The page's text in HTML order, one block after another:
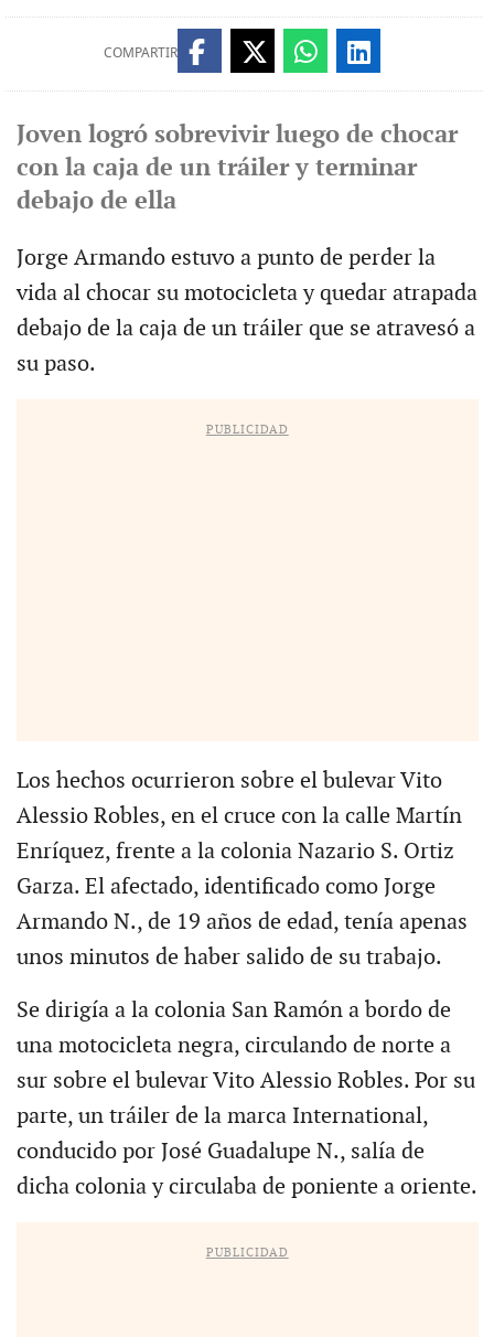
COMPARTIR
Joven logró sobrevivir luego de chocar
con la caja de un tráiler y terminar
debajo de ella
Jorge Armando estuvo a punto de perder la
vida al chocar su motocicleta y quedar atrapada
debajo de la caja de un tráiler que se atravesó a
su paso.
PUBLICIDAD
Los hechos ocurrieron sobre el bulevar Vito
Alessio Robles, en el cruce con la calle Martín
Enríquez, frente a la colonia Nazario S. Ortiz
Garza. El afectado, identificado como Jorge
Armando N., de 19 años de edad, tenía apenas
unos minutos de haber salido de su trabajo.
Se dirigía a la colonia San Ramón a bordo de
una motocicleta negra, circulando de norte a
sur sobre el bulevar Vito Alessio Robles. Por su
parte, un tráiler de la marca International,
conducido por José Guadalupe N., salía de
dicha colonia y circulaba de poniente a oriente.
PUBLICIDAD